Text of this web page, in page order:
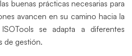
buenas prácticas necesarias para
avancen en su camino hacia la
se adapta a diferentes
de gestión.